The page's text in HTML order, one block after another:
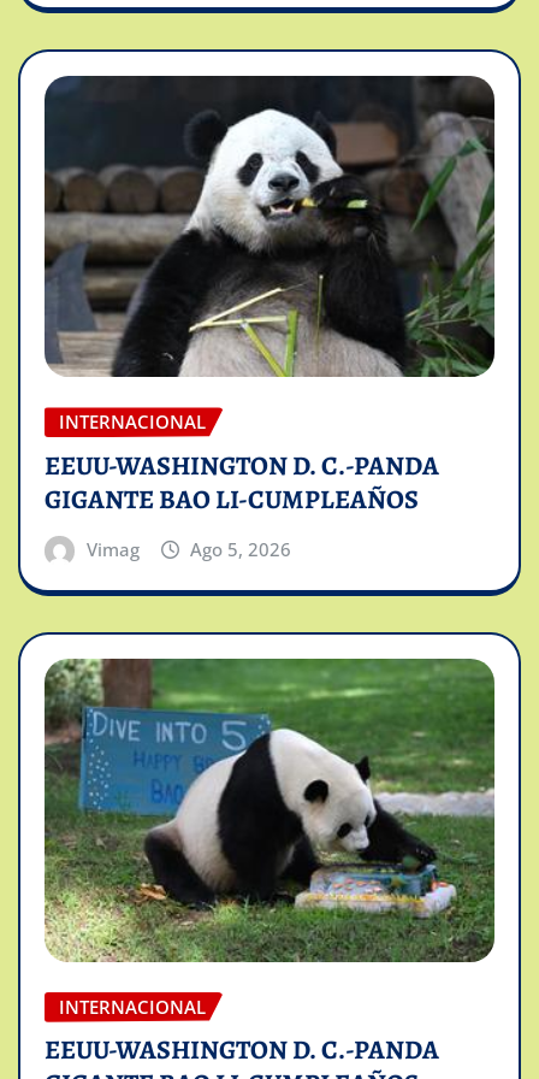
INTERNACIONAL
EEUU-WASHINGTON D. C.-PANDA
GIGANTE BAO LI-CUMPLEAÑOS
Vimag Ago 5, 2026
INTERNACIONAL
EEUU-WASHINGTON D. C.-PANDA